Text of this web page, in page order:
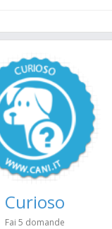
Curioso
Fai 5 domande